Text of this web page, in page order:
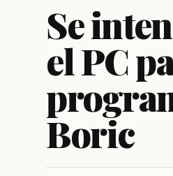
Se
el PC
Boric